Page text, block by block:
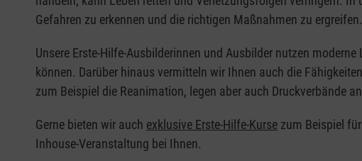
Gefahren zu erkennen und die richtigen Maßnahmen zu ergreifen.
Unsere Erste-Hilfe-Ausbilderinnen und Ausbilder nutzen
können. Darüber hinaus vermitteln wir Ihnen auch die
zum Beispiel die Reanimation, legen aber auch Druckverbände
Gerne bieten wir auch exklusive Erste-Hilfe-Kurse zum Beispiel
Inhouse-Veranstaltung bei Ihnen.